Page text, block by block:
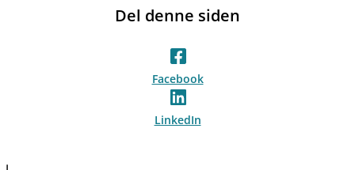
Del denne siden
Facebook
LinkedIn